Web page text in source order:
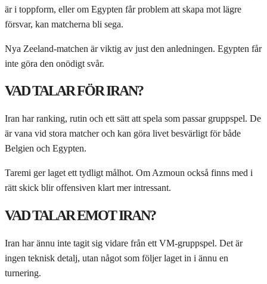
är i toppform, eller om Egypten får problem att skapa mot lägre
försvar, kan matcherna bli sega.
Nya Zeeland-matchen är viktig av just den anledningen. Egypten får
inte göra den onödigt svår.
VAD TALAR FÖR IRAN?
Iran har ranking, rutin och ett sätt att spela som passar gruppspel. De
är vana vid stora matcher och kan göra livet besvärligt för både
Belgien och Egypten.
Taremi ger laget ett tydligt målhot. Om Azmoun också finns med i
rätt skick blir offensiven klart mer intressant.
VAD TALAR EMOT IRAN?
Iran har ännu inte tagit sig vidare från ett VM-gruppspel. Det är
ingen teknisk detalj, utan något som följer laget in i ännu en
turnering.